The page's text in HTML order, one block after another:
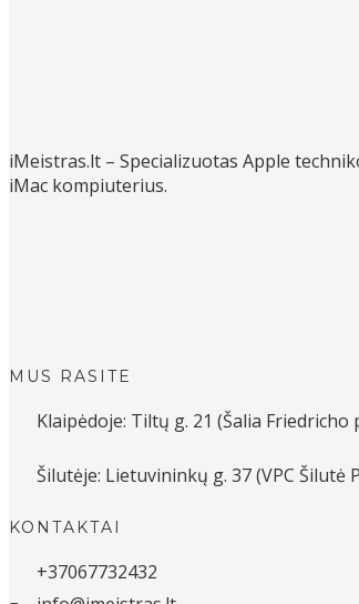
iMeistras.lt – Specializuotas Apple
iMac kompiuterius.
MUS RASITE
Klaipėdoje: Tiltų g. 21 (Šalia
Šilutėje: Lietuvininkų g. 37 (VPC Šilutė
KONTAKTAI
+37067732432